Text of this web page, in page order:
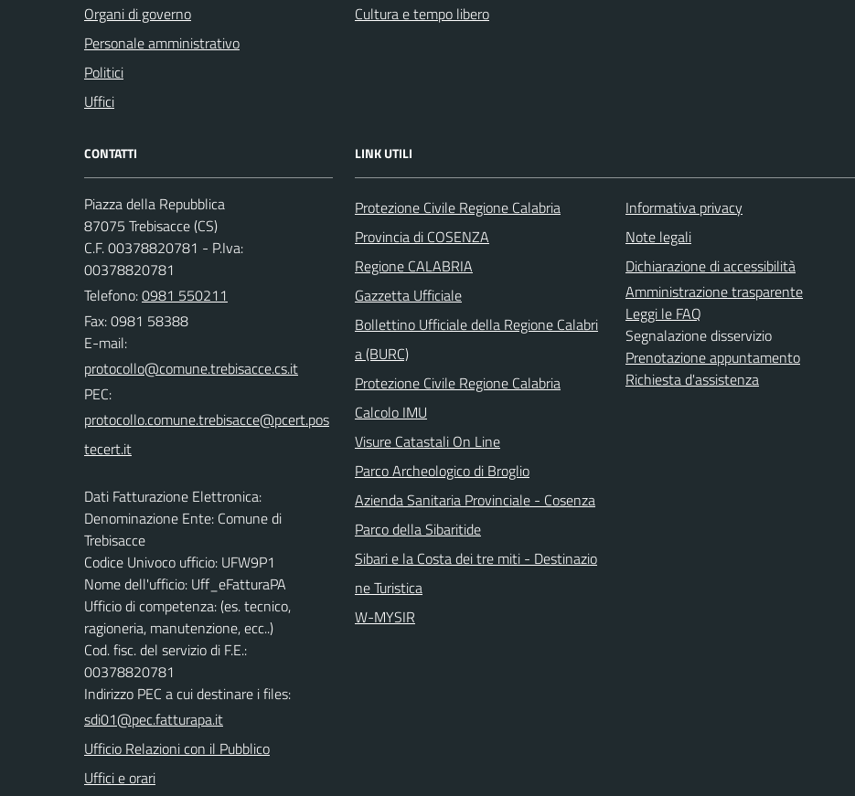
Organi di governo
Personale amministrativo
Politici
Uffici
Cultura e tempo libero
CONTATTI
Piazza della Repubblica
87075 Trebisacce (CS)
C.F. 00378820781 - P.Iva:
00378820781
Telefono:0981 550211
Fax: 0981 58388
E-mail:
PEC:
Dati Fatturazione Elettronica:
Denominazione Ente: Comune di
Trebisacce
Codice Univoco ufficio: UFW9P1
Nome dell'ufficio: Uff_eFatturaPA
Ufficio di competenza: (es. tecnico,
ragioneria, manutenzione, ecc..)
Cod. fisc. del servizio di F.E.:
00378820781
Indirizzo PEC a cui destinare i files:
sdi01@pec.fatturapa.it
Ufficio Relazioni con il Pubblico
Uffici e orari
LINK UTILI
Protezione Civile Regione Calabria
Provincia di COSENZA
Regione CALABRIA
Gazzetta Ufficiale
Bollettino Ufficiale della Regione Calabri
a (BURC)
Protezione Civile Regione Calabria
Calcolo IMU
Visure Catastali On Line
Parco Archeologico di Broglio
Azienda Sanitaria Provinciale - Cosenza
Parco della Sibaritide
Sibari e la Costa dei tre miti - Destinazio
ne Turistica
W-MYSIR
Informativa privacy
Note legali
Dichiarazione di accessibilità
Amministrazione trasparente
Leggi le FAQ
Segnalazione disservizio
Prenotazione appuntamento
Richiesta d'assistenza